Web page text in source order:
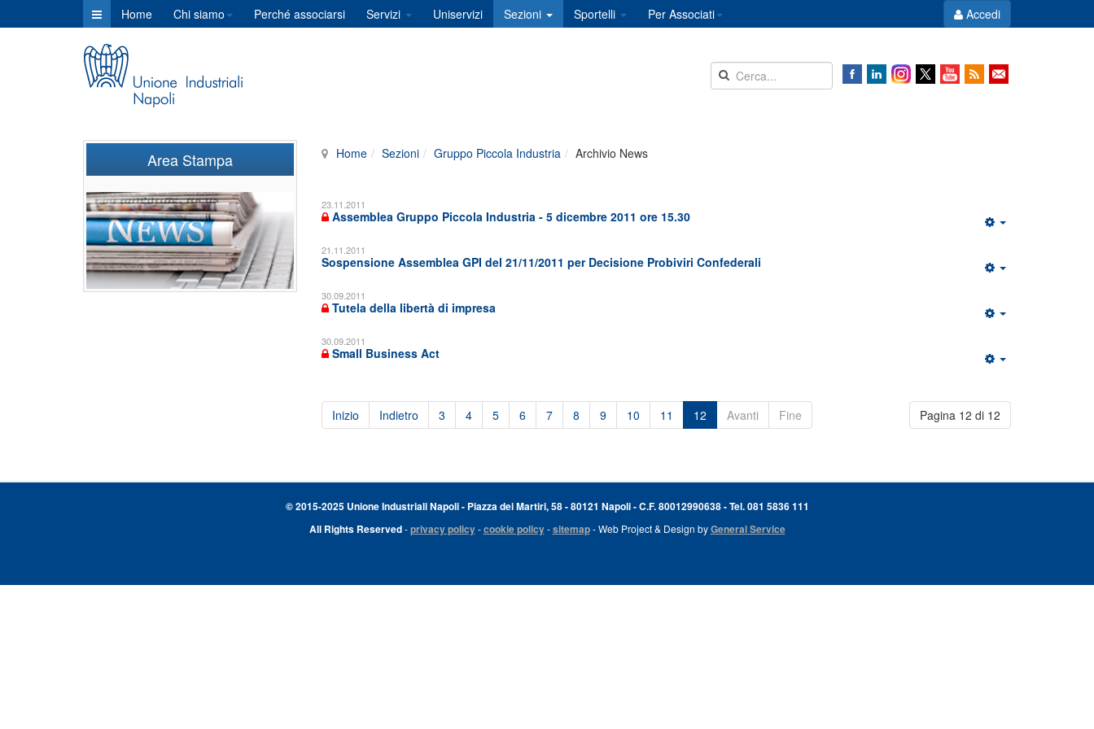
Home Chi siamo Perché associarsi Servizi Uniservizi Sezioni Sportelli Per Associati Accedi
Home Sezioni Gruppo Piccola Industria Archivio News
23.11.2011
Assemblea Gruppo Piccola Industria - 5 dicembre 2011 ore 15.30
21.11.2011
Sospensione Assemblea GPI del 21/11/2011 per Decisione Probiviri Confederali
30.09.2011
Tutela della libertà di impresa
30.09.2011
Small Business Act
Pagina 12 di 12
Inizio Indietro 3 4 5 6 7 8 9 10 11 12 Avanti Fine
Area Stampa
© 2015-2025 Unione Industriali Napoli - Piazza dei Martiri, 58 - 80121 Napoli - C.F. 80012990638 - Tel. 081 5836 111
All Rights Reserved-privacy policy-cookie policy-sitemap- Web Project & Design byGeneral Service